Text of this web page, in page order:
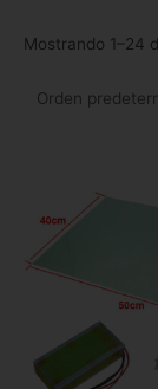
Mostrando 1–24